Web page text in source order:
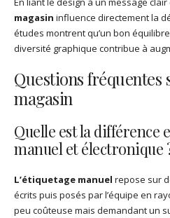
magasin influence directement la
études montrent qu’un bon
diversité graphique contribue à
Questions fréquentes
magasin
Quelle est la différence
manuel et électronique
L’étiquetage manuel repose sur
écrits puis posés par l’équipe en
peu coûteuse mais demandant un